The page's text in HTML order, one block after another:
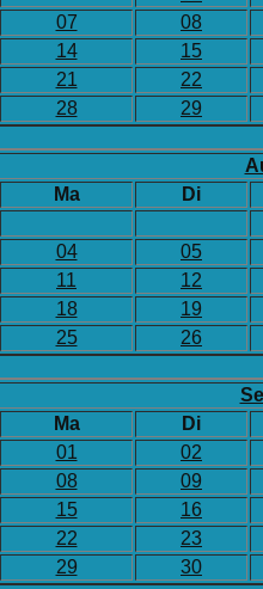
07
08
14
15
21
22
28 29
Ma
Di
04
05
11
12
18
19
25 26
Ma
Di
01
02
08
09
15
16
22
23
29 30